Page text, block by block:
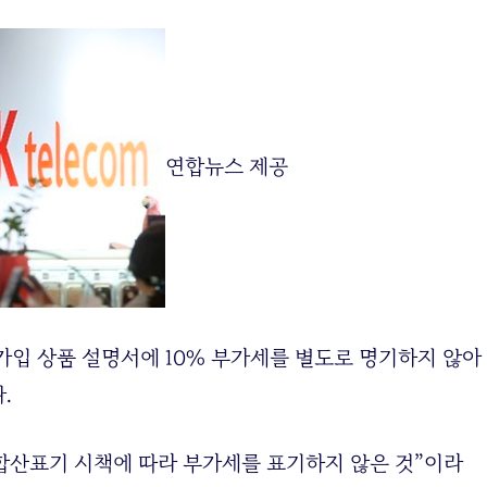
연합뉴스 제공
상품 설명서에 10% 부가세를 별도로 명기하지 않아
.
표기 시책에 따라 부가세를 표기하지 않은 것”이라